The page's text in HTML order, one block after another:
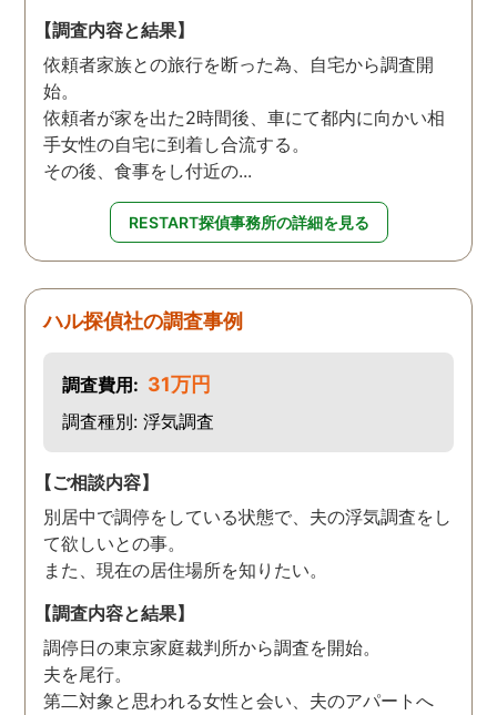
【調査内容と結果】
依頼者家族との旅行を断った為、自宅から調査開
始。
依頼者が家を出た2時間後、車にて都内に向かい相
手女性の自宅に到着し合流する。
その後、食事をし付近の...
RESTART探偵事務所の詳細を見る
ハル探偵社の調査事例
調査費用: 31万円
調査種別: 浮気調査
【ご相談内容】
別居中で調停をしている状態で、夫の浮気調査をし
て欲しいとの事。
また、現在の居住場所を知りたい。
【調査内容と結果】
調停日の東京家庭裁判所から調査を開始。
夫を尾行。
第二対象と思われる女性と会い、夫のアパートへ